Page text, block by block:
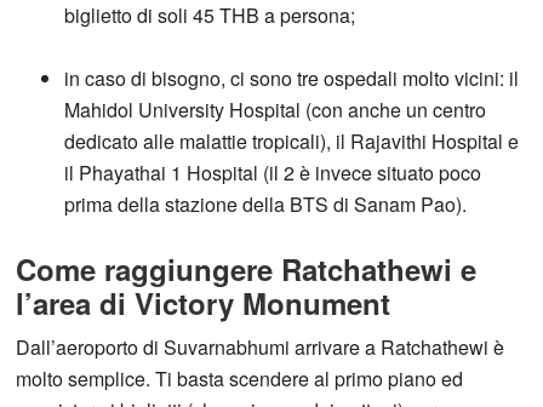
biglietto di soli 45 THB a persona;
in caso di bisogno, ci sono tre ospedali molto vicini: il
Mahidol University Hospital (con anche un centro
dedicato alle malattie tropicali), il Rajavithi Hospital e
il Phayathai 1 Hospital (il 2 è invece situato poco
prima della stazione della BTS di Sanam Pao).
Come raggiungere Ratchathewi e
l’area di Victory Monument
Dall’aeroporto di Suvarnabhumi arrivare a Ratchathewi è
molto semplice. Ti basta scendere al primo piano ed